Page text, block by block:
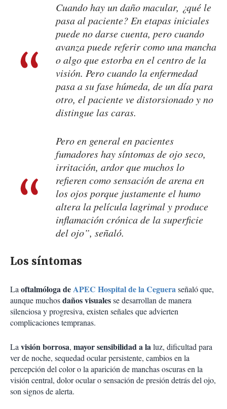
Cuando hay un daño macular, ¿qué le
pasa al paciente? En etapas iniciales
puede no darse cuenta, pero cuando
avanza puede referir como una mancha
o algo que estorba en el centro de la
visión. Pero cuando la enfermedad
pasa a su fase húmeda, de un día para
otro, el paciente ve distorsionado y no
distingue las caras.
Pero en general en pacientes
fumadores hay síntomas de ojo seco,
irritación, ardor que muchos lo
refieren como sensación de arena en
los ojos porque justamente el humo
altera la película lagrimal y produce
inflamación crónica de la superficie
del ojo”, señaló.
Los síntomas
Laoftalmóloga deAPEC Hospital de la Cegueraseñaló que,
aunque muchosdaños visualesse desarrollan de manera
silenciosa y progresiva, existen señales que advierten
complicaciones tempranas.
Lavisión borrosa, mayor sensibilidad a laluz, dificultad para
ver de noche, sequedad ocular persistente, cambios en la
percepción del color o la aparición de manchas oscuras en la
visión central, dolor ocular o sensación de presión detrás del ojo,
son signos de alerta.